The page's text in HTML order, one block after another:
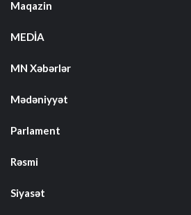
Maqazin
MEDİA
MN Xəbərlər
Mədəniyyət
Parlament
Rəsmi
Siyasət